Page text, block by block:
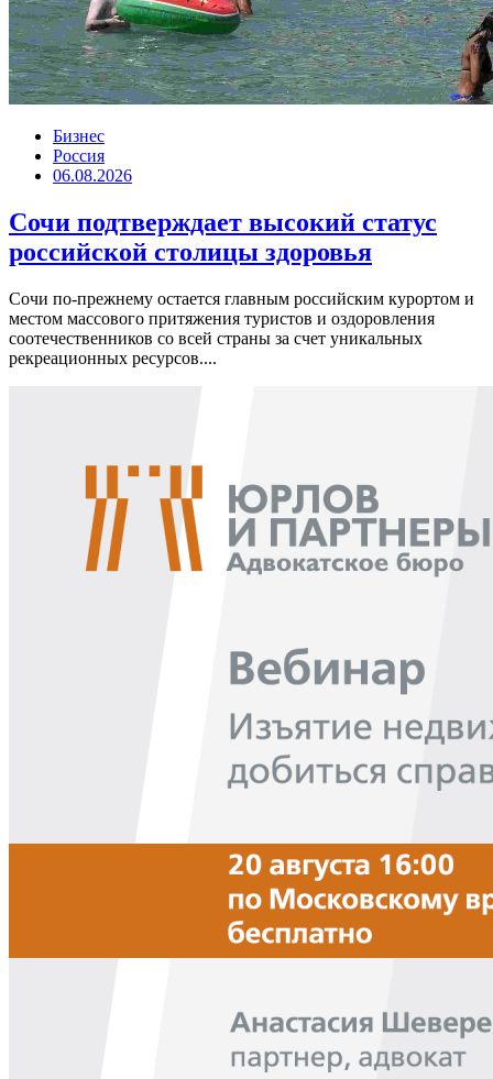
Бизнес
Россия
06.08.2026
Сочи подтверждает высокий статус
российской столицы здоровья
Сочи по-прежнему остается главным российским курортом и
местом массового притяжения туристов и оздоровления
соотечественников со всей страны за счет уникальных
рекреационных ресурсов....